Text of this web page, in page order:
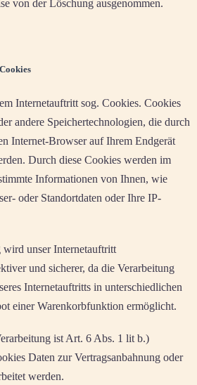
von der Löschung ausgenommen.
Internetauftritt sog. Cookies. Cookies
andere Speichertechnologien, die durch
Internet-Browser auf Ihrem Endgerät
Durch diese Cookies werden im
Informationen von Ihnen, wie
oder Standortdaten oder Ihre IP-
wird unser Internetauftritt
und sicherer, da die Verarbeitung
Internetauftritts in unterschiedlichen
einer Warenkorbfunktion ermöglicht.
ist Art. 6 Abs. 1 lit b.)
Daten zur Vertragsanbahnung oder
werden.